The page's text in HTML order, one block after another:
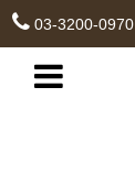
03-3200-0970